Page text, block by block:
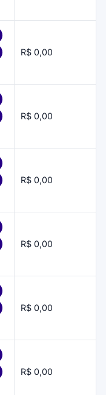
R$ 0,00
R$ 0,00
R$ 0,00
R$ 0,00
R$ 0,00
R$ 0,00